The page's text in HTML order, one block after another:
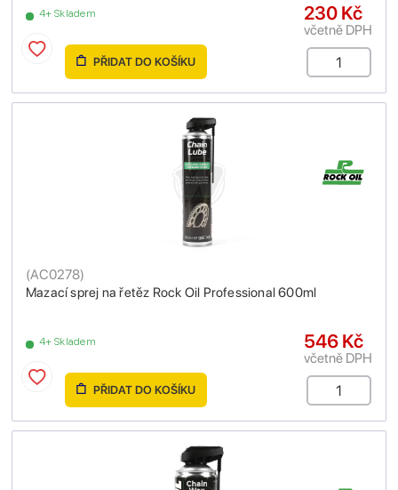
4+ Skladem 230 Kč
včetně DPH
PŘIDAT DO KOŠÍKU
Mazací sprej na řetěz Rock Oil Professional 600ml
(AC0278)
4+ Skladem 546 Kč
včetně DPH
PŘIDAT DO KOŠÍKU